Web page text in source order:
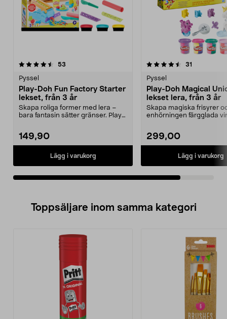
53
Pyssel
Play-Doh Fun Factory Starter
lekset, från 3 år
Skapa roliga former med lera –
bara fantasin sätter gränser. Play-
149,90
Lägg i varukorg
4.5av 5 stjärnor 31
Pyssel
Play-Doh Magical
lekset lera, från 3 år
Skapa magiska frisyrer
enhörningen färgglada
299,00
Lägg i varukorg
Toppsäljare inom samma kategori